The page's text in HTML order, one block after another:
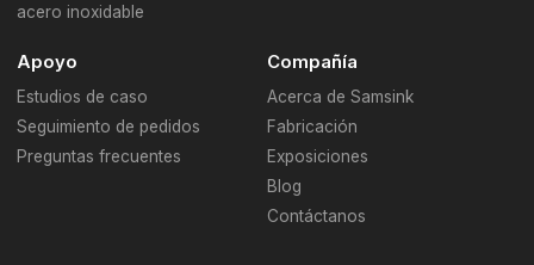
acero inoxidable
Apoyo
Estudios de caso
Seguimiento de pedidos
Preguntas frecuentes
Compañía
Acerca de Samsink
Fabricación
Exposiciones
Blog
Contáctanos